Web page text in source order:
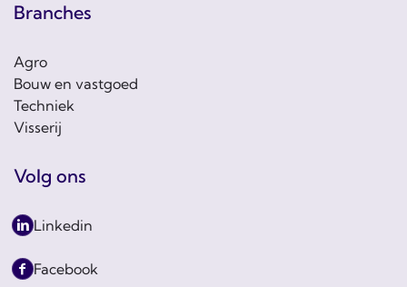
Branches
Agro
Bouw en vastgoed
Techniek
Visserij
Volg ons
Linkedin
Facebook